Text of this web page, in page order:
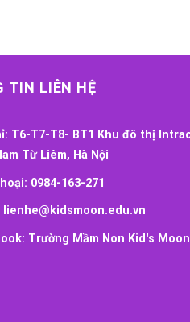
TIN LIÊN HỆ
T6-T7-T8- BT1 Khu đô thị
Từ Liêm, Hà Nội
0984-163-271
lienhe@kidsmoon.edu.vn
Trường Mầm Non Kid's Moon